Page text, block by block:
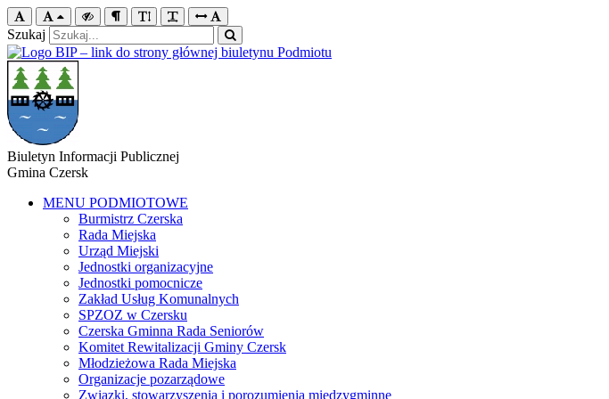
Szukaj
Biuletyn Informacji Publicznej
Gmina Czersk
MENU PODMIOTOWE
Burmistrz Czerska
Rada Miejska
Urząd Miejski
Jednostki organizacyjne
Jednostki pomocnicze
Zakład Usług Komunalnych
SPZOZ w Czersku
Czerska Gminna Rada Seniorów
Komitet Rewitalizacji Gminy Czersk
Młodzieżowa Rada Miejska
Organizacje pozarządowe
Związki, stowarzyszenia i porozumienia międzygminne